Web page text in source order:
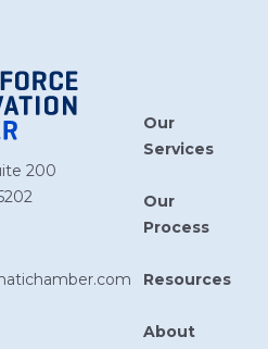
200
Our
Services
Our
Process
Resources
About